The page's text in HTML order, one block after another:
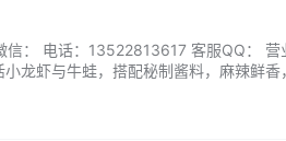
： 电话：13522813617 客服QQ： 营
龙虾与牛蛙，搭配秘制酱料，麻辣鲜香